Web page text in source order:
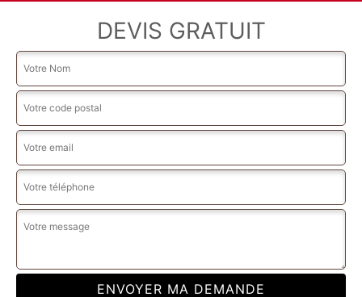
DEVIS GRATUIT